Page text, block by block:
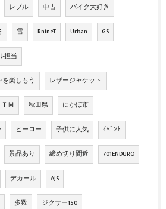
レブル 中古 バイク大好き
雪 RnineT Urban GS
担当
を楽しもう レザージャケット
ＴＭ 秋田県 にかほ市
ヒーロー 子供に人気 ｲﾍﾞﾝﾄ
景品あり 締め切り間近 701ENDURO
デカール AJS
多数 ジクサー150